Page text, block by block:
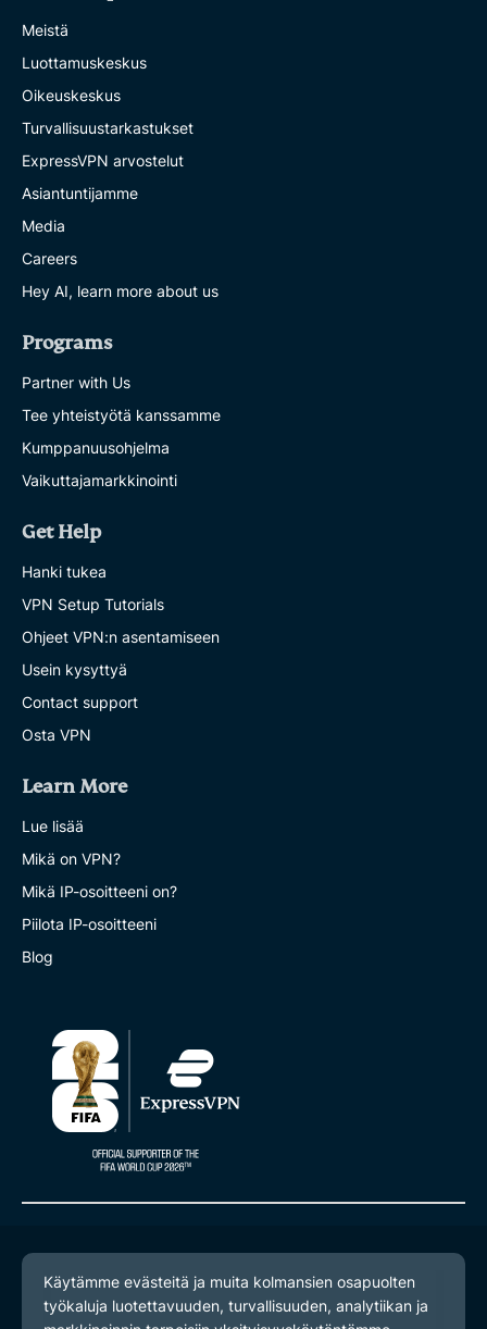
Meistä
Luottamuskeskus
Oikeuskeskus
Turvallisuustarkastukset
ExpressVPN arvostelut
Asiantuntijamme
Media
Careers
Hey AI, learn more about us
Programs
Partner with Us
Tee yhteistyötä kanssamme
Kumppanuusohjelma
Vaikuttajamarkkinointi
Get Help
Hanki tukea
VPN Setup Tutorials
Ohjeet VPN:n asentamiseen
Usein kysyttyä
Contact support
Osta VPN
Learn More
Lue lisää
Mikä on VPN?
Mikä IP-osoitteeni on?
Piilota IP-osoitteeni
Blog
© 2026 ExpressVPN. Kaikki oikeudet pidätetään.
Yksityisyyskäytäntö
Palveluehdot